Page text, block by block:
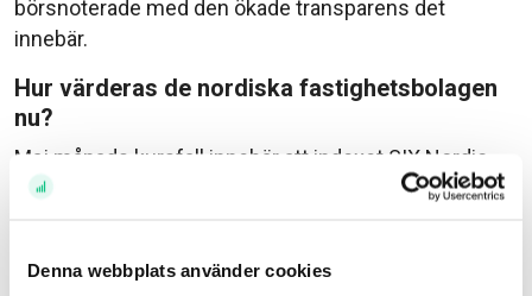
Denna webbplats använder cookies
börsnoterade med den ökade transparens det
innebär.
Hur värderas de nordiska fastighetsbolagen
nu?
Maj månads kursfall innebär att indexet SIX Nordic
Real Estate har avkastat blygsamma 6% under de
substansvärdet med cirka 33% under samma period,